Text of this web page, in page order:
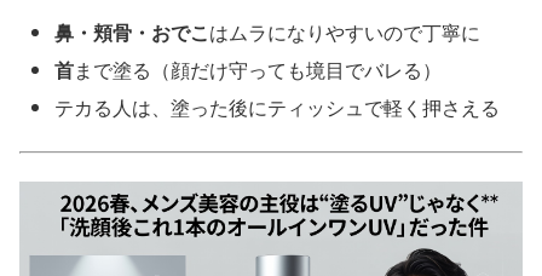
鼻・頬骨・おでこはムラになりやすいので丁寧に
首まで塗る（顔だけ守っても境目でバレる）
テカる人は、塗った後にティッシュで軽く押さえる